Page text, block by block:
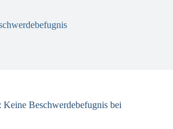
Beschwerdebefugnis bei